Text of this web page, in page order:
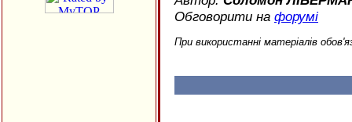
Обговорити на форумі
При використанні матеріалів